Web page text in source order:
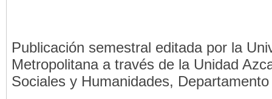
Publicación semestral editada por la
Metropolitana a través de la Unidad
Sociales y Humanidades,